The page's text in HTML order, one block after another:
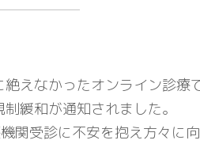
えなかったオンライン診療
緩和が通知されました。
関受診に不安を抱え方々に